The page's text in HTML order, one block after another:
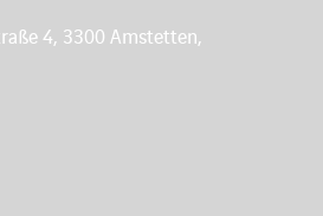
4, 3300 Amstetten,